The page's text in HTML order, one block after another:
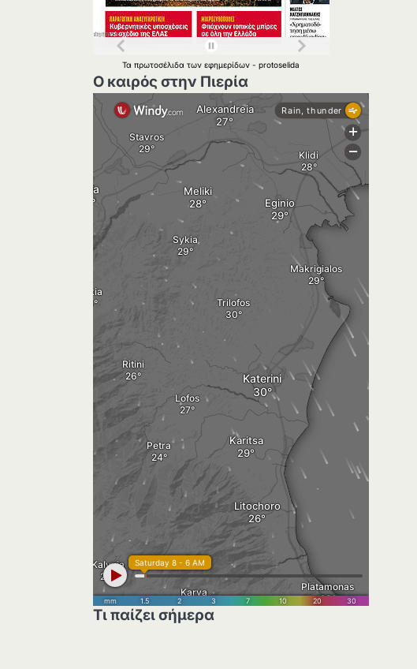
Ταπρωτοσέλιδατωνεφημερίδων-protoselida
Ο καιρός στην Πιερία
Τι παίζει σήμερα